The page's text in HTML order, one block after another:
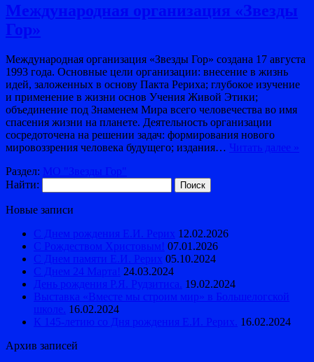
Международная организация «Звезды
Гор»
Международная организация «Звезды Гор» создана 17 августа
1993 года. Основные цели организации: внесение в жизнь
идей, заложенных в основу Пакта Рериха; глубокое изучение
и применение в жизни основ Учения Живой Этики;
объединение под Знаменем Мира всего человечества во имя
спасения жизни на планете. Деятельность организации
сосредоточена на решении задач: формирования нового
мировоззрения человека будущего; издания… Читать далее »
Раздел: МО "Звезды Гор"
Найти:
Новые записи
С Днем рождения Е.И. Рерих 12.02.2026
С Рождеством Христовым! 07.01.2026
С Днем памяти Е.И. Рерих 05.10.2024
С Днем 24 Марта! 24.03.2024
День рождения Р.Я. Рудзитиса. 19.02.2024
Выставка «Вместе мы строим мир» в Большелогской
школе. 16.02.2024
К 145-летию со Дня рождения Е.И. Рерих. 16.02.2024
Архив записей